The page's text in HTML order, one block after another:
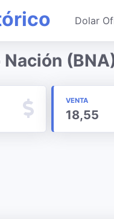
Dolar
Nación
VENTA
18,55